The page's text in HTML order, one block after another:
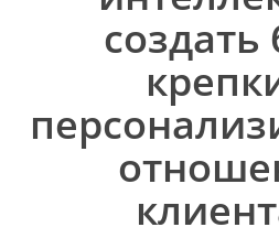
создать